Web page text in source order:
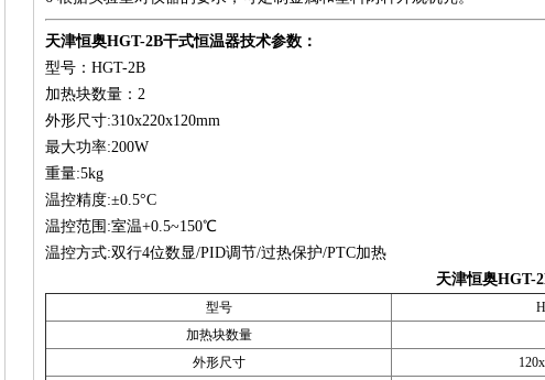
天津恒奥HGT-2B干式恒温器技术参数 ：
型号：HGT-2B
加热块数量：2
外形尺寸:310x220x120mm
最大功率:200W
重量:5kg
温控精度:±0.5°C
温控范围:室温+0.5~150℃
温控方式:双行4位数显/PID调节/过热保护/PTC加热
天津恒奥HGT-
型号
加热块数量
外形尺寸